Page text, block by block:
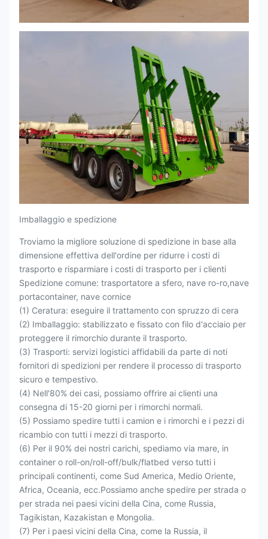
Imballaggio e spedizione
Troviamo la migliore soluzione di spedizione in base alla
dimensione effettiva dell'ordine per ridurre i costi di
trasporto e risparmiare i costi di trasporto per i clienti
Spedizione comune: trasportatore a sfero, nave ro-ro,nave
portacontainer, nave cornice
(1) Ceratura: eseguire il trattamento con spruzzo di cera
(2) Imballaggio: stabilizzato e fissato con filo d'acciaio per
proteggere il rimorchio durante il trasporto.
(3) Trasporti: servizi logistici affidabili da parte di noti
fornitori di spedizioni per rendere il processo di trasporto
sicuro e tempestivo.
(4) Nell'80% dei casi, possiamo offrire ai clienti una
consegna di 15-20 giorni per i rimorchi normali.
(5) Possiamo spedire tutti i camion e i rimorchi e i pezzi di
ricambio con tutti i mezzi di trasporto.
(6) Per il 90% dei nostri carichi, spediamo via mare, in
container o roll-on/roll-off/bulk/flatbed verso tutti i
principali continenti, come Sud America, Medio Oriente,
Africa, Oceania, ecc.Possiamo anche spedire per strada o
per strada nei paesi vicini della Cina, come Russia,
Tagikistan, Kazakistan e Mongolia.
(7) Per i paesi vicini della Cina, come la Russia, il